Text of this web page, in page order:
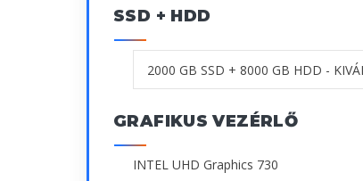
SSD + HDD
GRAFIKUS VEZÉRLŐ
INTEL UHD Graphics 730